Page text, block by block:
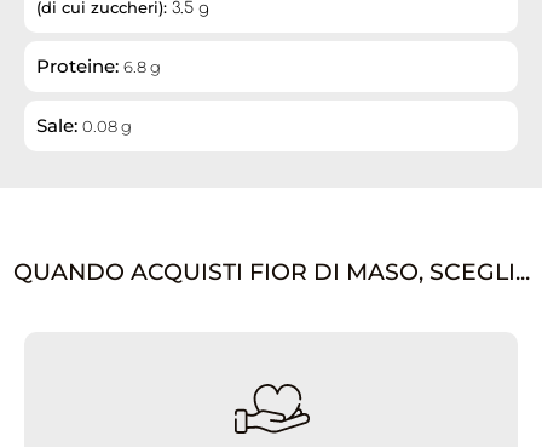
(di cui zuccheri): 3.5 g
Proteine: 6.8 g
Sale: 0.08 g
QUANDO ACQUISTI FIOR DI MASO, SCEGLI...